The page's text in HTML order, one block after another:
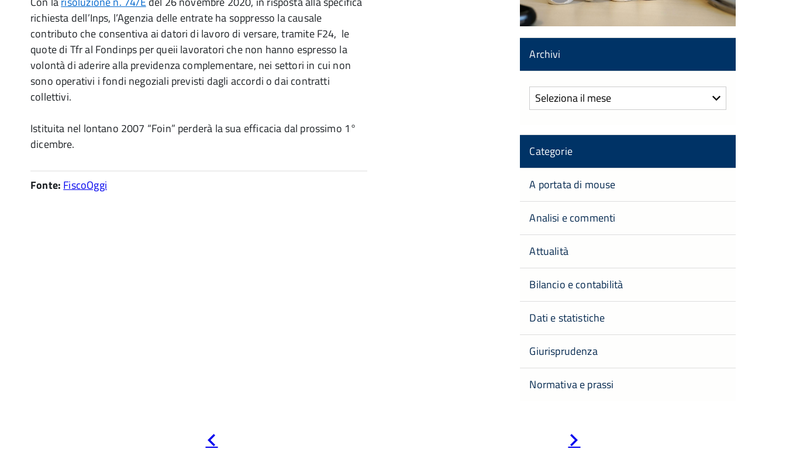
richiesta dell’Inps, l’Agenzia delle entrate ha soppresso la causale
contributo che consentiva ai datori di lavoro di versare, tramite F24, le
quote di Tfr al Fondinps per queii lavoratori che non hanno espresso la
volontà di aderire alla previdenza complementare, nei settori in cui non
sono operativi i fondi negoziali previsti dagli accordi o dai contratti
collettivi.
Istituita nel lontano 2007 “Foin” perderà la sua efficacia dal prossimo 1°
dicembre.
Fonte: FiscoOggi
Archivi
Archivi
Categorie
A portata di mouse
Analisi e commenti
Attualità
Bilancio e contabilità
Dati e statistiche
Giurisprudenza
Normativa e prassi
precedente successiva